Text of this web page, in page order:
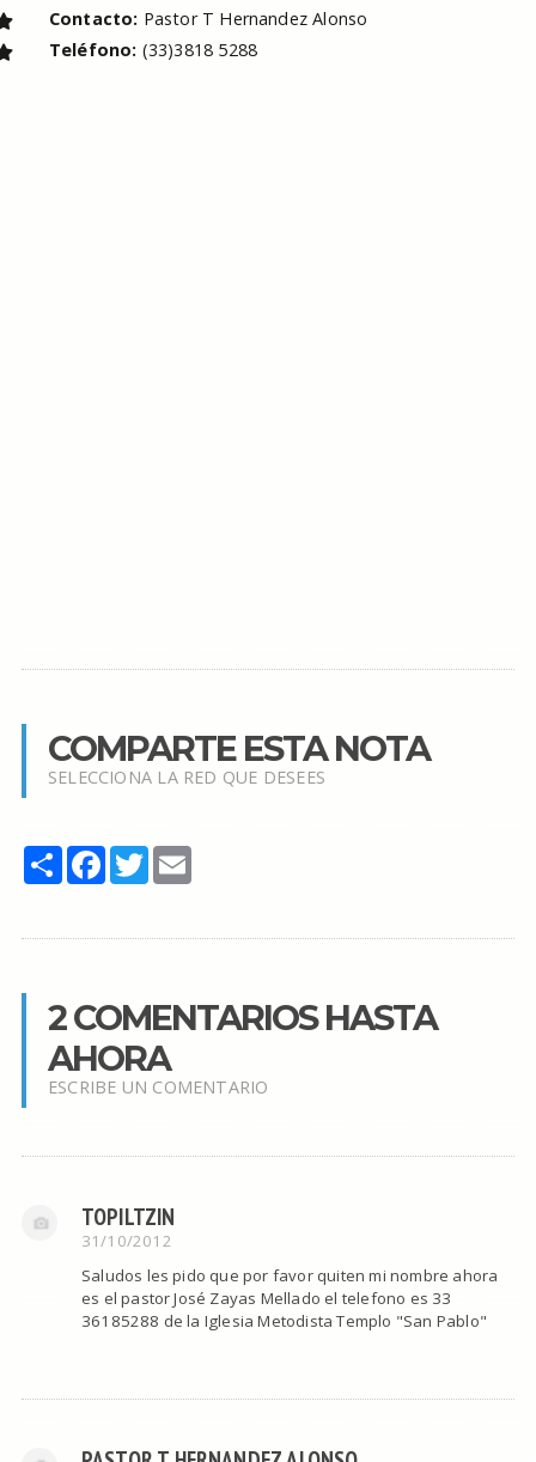
Contacto: Pastor T Hernandez Alonso
Teléfono: (33)3818 5288
COMPARTE ESTA NOTA
SELECCIONA LA RED QUE DESEES
Share Facebook
TwitterEmail
2 COMENTARIOS HASTA
AHORA
ESCRIBE UN COMENTARIO
TOPILTZIN
31/10/2012
Saludos les pido que por favor quiten mi nombre ahora
es el pastor José Zayas Mellado el telefono es 33
36185288 de la Iglesia Metodista Templo "San Pablo"